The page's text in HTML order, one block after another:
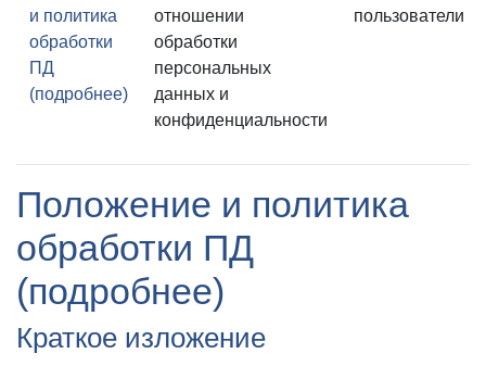
и политика
обработки
ПД
(подробнее)
отношении
обработки
персональных
данных и
конфиденциальности
пользователи
Положение и политика
обработки ПД
(подробнее)
Краткое изложение